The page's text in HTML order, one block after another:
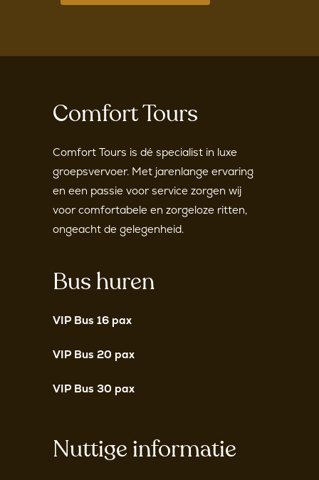
Comfort Tours
Comfort Tours is dé specialist in luxe
groepsvervoer. Met jarenlange ervaring
en een passie voor service zorgen wij
voor comfortabele en zorgeloze ritten,
ongeacht de gelegenheid.
Bus huren
VIP Bus 16 pax
VIP Bus 20 pax
VIP Bus 30 pax
Nuttige informatie